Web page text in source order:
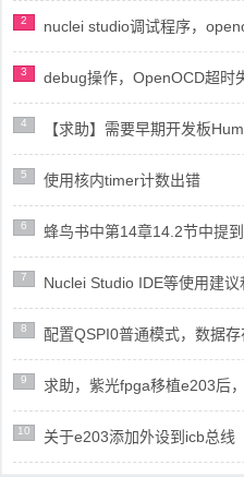
2 nuclei studio调试程序，
3 debug操作，OpenOCD超时
4 【求助】需要早期开发板
5 使用核内timer计数出错
6 蜂鸟书中第14章14.2节中提
7 Nuclei Studio IDE等使用建
8 配置QSPI0普通模式，数据
9 求助，紫光fpga移植e203后
10 关于e203添加外设到icb总线